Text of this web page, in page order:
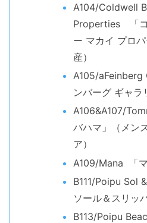
A104/Coldwell
Properties 「コ
ー マカイ プロ
産）
A105/
ンバーグ ギャラ
A106&A107/
バハマ」（メン
ア）
A109/Mana 「マ
B111/Poipu Sol
ソール＆スリッ
B113/Poipu